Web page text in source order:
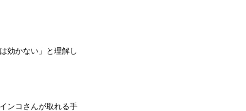
効かない」と理解し
ンコさんが取れる手